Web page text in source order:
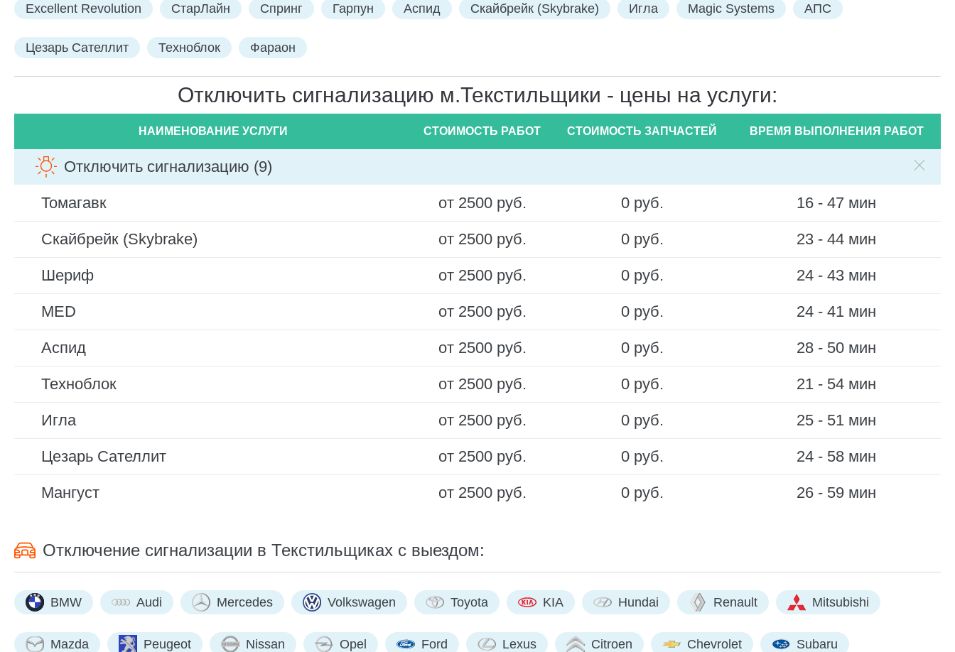
Excellent Revolution СтарЛайн Спринг Гарпун Аспид Скайбрейк (Skybrake) Игла Magic Systems АПС
Цезарь Сателлит Техноблок Фараон
Отключить сигнализацию м.Текстильщики - цены на услуги:
НАИМЕНОВАНИЕ УСЛУГИ СТОИМОСТЬ РАБОТ СТОИМОСТЬ ЗАПЧАСТЕЙ ВРЕМЯ ВЫПОЛНЕНИЯ РАБОТ
Отключить сигнализацию (9)
Томагавк от 2500 руб. 0 руб. 16 - 47 мин
Скайбрейк (Skybrake) от 2500 руб. 0 руб. 23 - 44 мин
Шериф от 2500 руб. 0 руб. 24 - 43 мин
MED от 2500 руб. 0 руб. 24 - 41 мин
Аспид от 2500 руб. 0 руб. 28 - 50 мин
Техноблок от 2500 руб. 0 руб. 21 - 54 мин
Игла от 2500 руб. 0 руб. 25 - 51 мин
Цезарь Сателлит от 2500 руб. 0 руб. 24 - 58 мин
Мангуст от 2500 руб. 0 руб. 26 - 59 мин
Отключение сигнализации в Текстильщиках с выездом:
BMW Audi Mercedes Volkswagen Toyota KIA Hundai Renault Mitsubishi
Mazda Peugeot Nissan Opel Ford Lexus Citroen Chevrolet Subaru